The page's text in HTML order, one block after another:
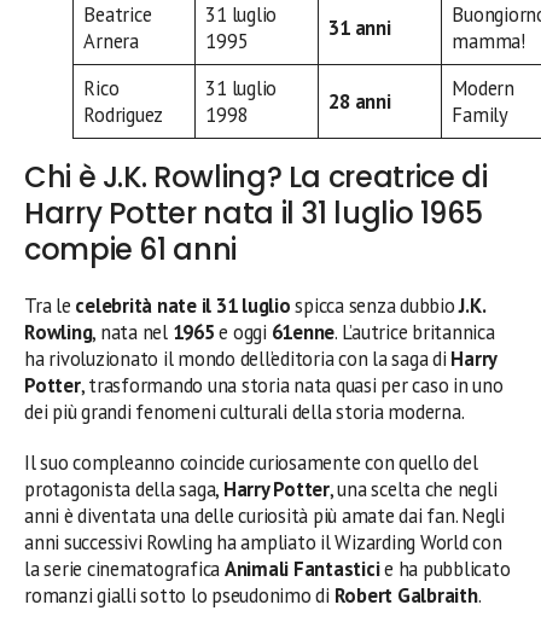
Beatrice
Arnera
31 luglio
1995
31 anni
mamma!
Rico
Rodriguez
31 luglio
1998
28 anni
Modern
Family
Chi è J.K. Rowling? La creatrice di
Harry Potter nata il 31 luglio 1965
compie 61 anni
Tra le celebrità nate il 31 lugliospicca senza dubbioJ.K.
Rowling, nata nel 1965e oggi 61enne. L’autrice britannica
ha rivoluzionato il mondo dell’editoria con la saga di Harry
Potter, trasformando una storia nata quasi per caso in uno
dei più grandi fenomeni culturali della storia moderna.
Il suo compleanno coincide curiosamente con quello del
protagonista della saga, Harry Potter, una scelta che negli
anni è diventata una delle curiosità più amate dai fan. Negli
anni successivi Rowling ha ampliato il Wizarding World con
la serie cinematograficaAnimali Fantasticie ha pubblicato
romanzi gialli sotto lo pseudonimo di Robert Galbraith.